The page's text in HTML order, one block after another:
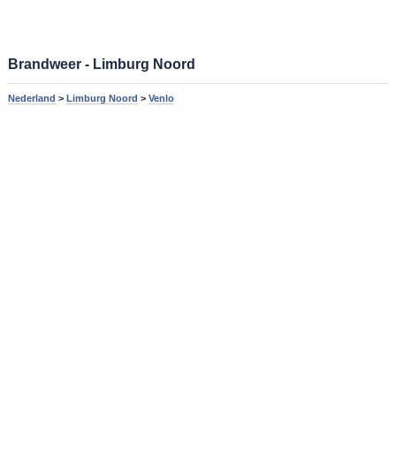
Brandweer - Limburg Noord
Nederland > Limburg Noord > Venlo